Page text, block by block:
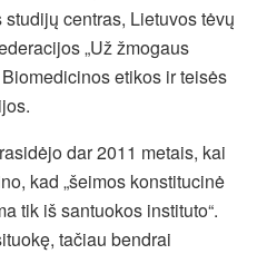
centras, Lietuvos tėvų
„Už žmogaus
etikos ir teisės
dar 2011 metais, kai
kad „šeimos konstitucinė
tik iš santuokos instituto“.
tačiau bendrai